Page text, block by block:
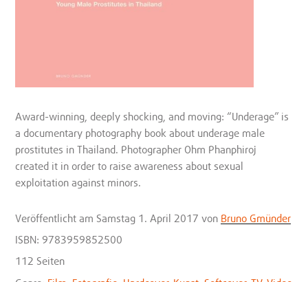
Award-winning, deeply shocking, and moving: “Underage” is
a documentary photography book about underage male
prostitutes in Thailand. Photographer Ohm Phanphiroj
created it in order to raise awareness about sexual
exploitation against minors.
Veröffentlicht am Samstag 1. April 2017 von Bruno Gmünder
ISBN: 9783959852500
112 Seiten